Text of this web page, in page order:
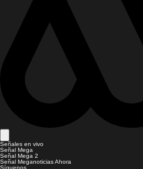
Señales en vivo
Señal Mega
Señal Mega 2
Señal Meganoticias Ahora
Síguenos